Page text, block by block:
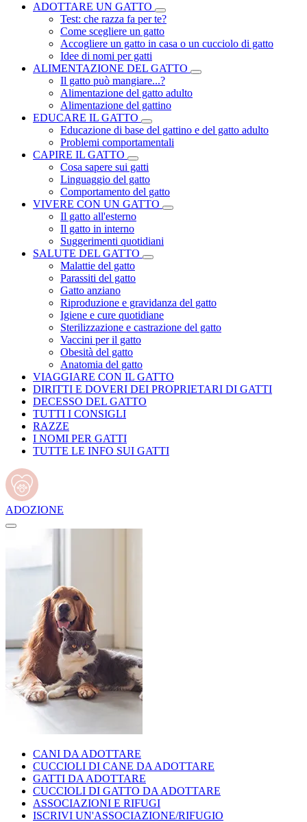
ADOTTARE UN GATTO
Test: che razza fa per te?
Come scegliere un gatto
Accogliere un gatto in casa o un cucciolo di gatto
Idee di nomi per gatti
ALIMENTAZIONE DEL GATTO
Il gatto può mangiare...?
Alimentazione del gatto adulto
Alimentazione del gattino
EDUCARE IL GATTO
Educazione di base del gattino e del gatto adulto
Problemi comportamentali
CAPIRE IL GATTO
Cosa sapere sui gatti
Linguaggio del gatto
Comportamento del gatto
VIVERE CON UN GATTO
Il gatto all'esterno
Il gatto in interno
Suggerimenti quotidiani
SALUTE DEL GATTO
Malattie del gatto
Parassiti del gatto
Gatto anziano
Riproduzione e gravidanza del gatto
Igiene e cure quotidiane
Sterilizzazione e castrazione del gatto
Vaccini per il gatto
Obesità del gatto
Anatomia del gatto
VIAGGIARE CON IL GATTO
DIRITTI E DOVERI DEI PROPRIETARI DI GATTI
DECESSO DEL GATTO
TUTTI I CONSIGLI
RAZZE
I NOMI PER GATTI
TUTTE LE INFO SUI GATTI
ADOZIONE
CANI DA ADOTTARE
CUCCIOLI DI CANE DA ADOTTARE
GATTI DA ADOTTARE
CUCCIOLI DI GATTO DA ADOTTARE
ASSOCIAZIONI E RIFUGI
ISCRIVI UN'ASSOCIAZIONE/RIFUGIO